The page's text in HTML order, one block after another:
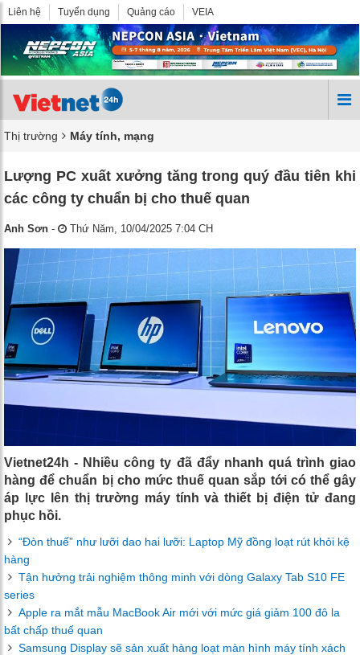
Liên hệ Tuyển dụng Quảng cáo VEIA
Thị trường Máy tính, mạng
Lượng PC xuất xưởng tăng trong quý đầu tiên khi
các công ty chuẩn bị cho thuế quan
Anh Sơn - Thứ Năm, 10/04/2025 7:04 CH
Vietnet24h - Nhiều công ty đã đẩy nhanh quá trình giao
hàng để chuẩn bị cho mức thuế quan sắp tới có thể gây
áp lực lên thị trường máy tính và thiết bị điện tử đang
phục hồi.
“Đòn thuế” như lưỡi dao hai lưỡi: Laptop Mỹ đồng loạt rút khỏi kệ
hàng
Tận hưởng trải nghiệm thông minh với dòng Galaxy Tab S10 FE
series
Apple ra mắt mẫu MacBook Air mới với mức giá giảm 100 đô la
bất chấp thuế quan
Samsung Display sẽ sản xuất hàng loạt màn hình máy tính xách